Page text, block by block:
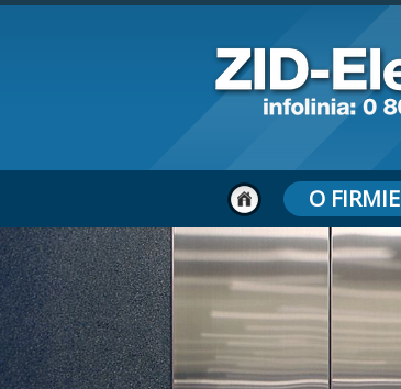
O FIRMIE